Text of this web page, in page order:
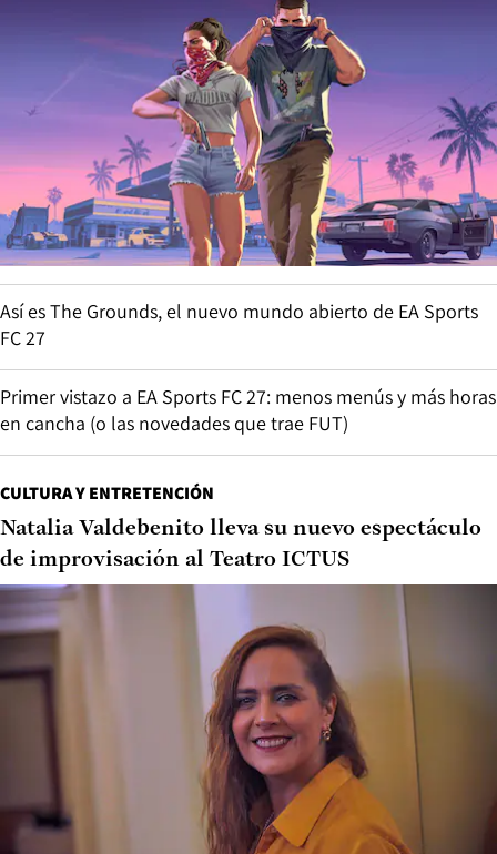
Así es The Grounds, el nuevo mundo abierto de EA Sports
FC 27
Primer vistazo a EA Sports FC 27: menos menús y más horas
en cancha (o las novedades que trae FUT)
CULTURA Y ENTRETENCIÓN
Natalia Valdebenito lleva su nuevo espectáculo
de improvisación al Teatro ICTUS